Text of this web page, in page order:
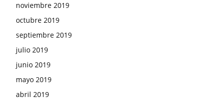
noviembre 2019
octubre 2019
septiembre 2019
julio 2019
junio 2019
mayo 2019
abril 2019